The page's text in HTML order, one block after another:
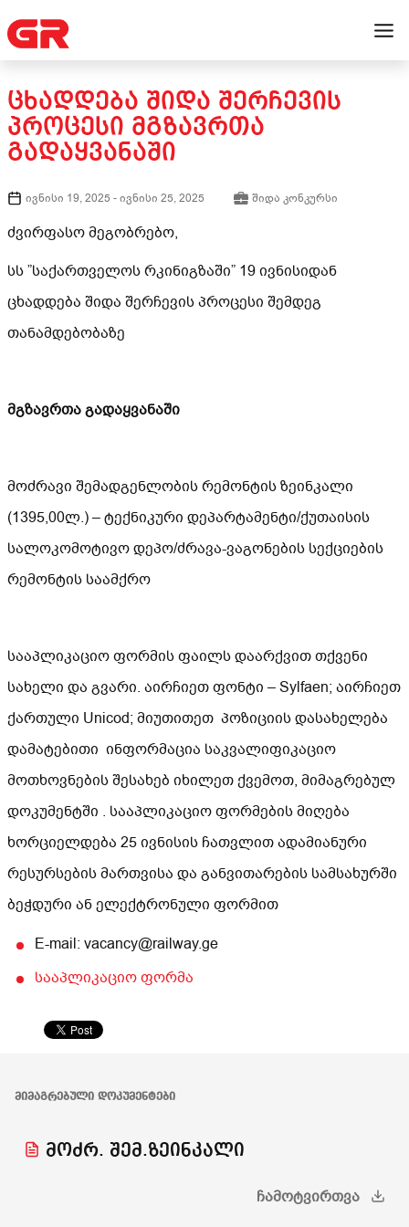
ᲪᲮᲐᲓᲓᲔᲑᲐ ᲨᲘᲓᲐ ᲨᲔᲠᲩᲔᲕᲘᲡ
ᲞᲠᲝᲪᲔᲡᲘ ᲛᲒᲖᲐᲕᲠᲗᲐ
ᲒᲐᲓᲐᲧᲕᲐᲜᲐᲨᲘ
ივნისი 19, 2025 -ივნისი 25, 2025 შიდა კონკურსი
ძვირფასო მეგობრებო,
სს ”საქართველოს რკინიგზაში” 19 ივნისიდან
ცხადდება შიდა შერჩევის პროცესი შემდეგ
თანამდებობაზე
მგზავრთა გადაყვანაში
მოძრავი შემადგენლობის რემონტის ზეინკალი
(1395,00ლ.) – ტექნიკური დეპარტამენტი/ქუთაისის
სალოკომოტივო დეპო/ძრავა-ვაგონების სექციების
რემონტის საამქრო
სააპლიკაციო ფორმის ფაილს დაარქვით თქვენი
სახელი და გვარი. აირჩიეთ ფონტი – Sylfaen; აირჩიეთ
ქართული Unicod; მიუთითეთ პოზიციის დასახელება
დამატებითი ინფორმაცია საკვალიფიკაციო
მოთხოვნების შესახებ იხილეთ ქვემოთ, მიმაგრებულ
დოკუმენტში . სააპლიკაციო ფორმების მიღება
ხორციელდება 25 ივნისის ჩათვლით ადამიანური
რესურსების მართვისა და განვითარების სამსახურში
ბეჭდური ან ელექტრონული ფორმით
E-mail: vacancy@railway.ge
სააპლიკაციო ფორმა
ᲛᲘᲛᲐᲒᲠᲔᲑᲣᲚᲘ ᲓᲝᲙᲣᲛᲔᲜᲢᲔᲑᲘ
მოძრ. შემ.ზეინკალი
ᲩᲐᲛᲝᲢᲕᲘᲠᲗᲕᲐ